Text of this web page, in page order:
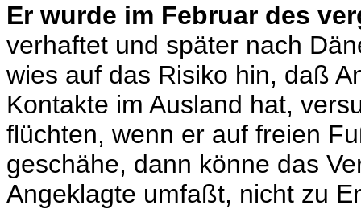
Er wurde im Februar des
verhaftet und später nach
wies auf das Risiko hin, daß
Kontakte im Ausland hat,
flüchten, wenn er auf freien
geschähe, dann könne das
Angeklagte umfaßt, nicht zu